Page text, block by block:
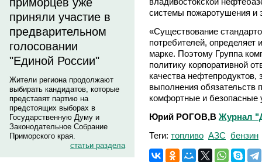
приняли участие в
предварительном
голосовании
"Единой России"
Жители региона продолжают
выбирать кандидатов, которые
представят партию на
предстоящих выборах в
Государственную Думу и
Законодательное Собрание
Приморского края.
статьи раздела
системы пожаротушения и
«Существование
потребителей, определяет
марке. Поэтому Группа
политику корпоративной
качества
выполнения обязательств
комфортные и безопасные
Юрий РОГОВ,В Журнал
Теги: топливо АЗС бензин